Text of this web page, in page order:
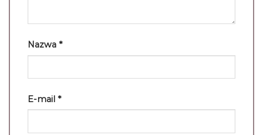
Nazwa *
E-mail *